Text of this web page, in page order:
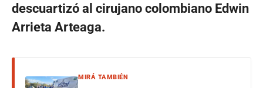
descuartizó al cirujano colombiano Edwin
Arrieta Arteaga.
MIRÁ TAMBIÉN